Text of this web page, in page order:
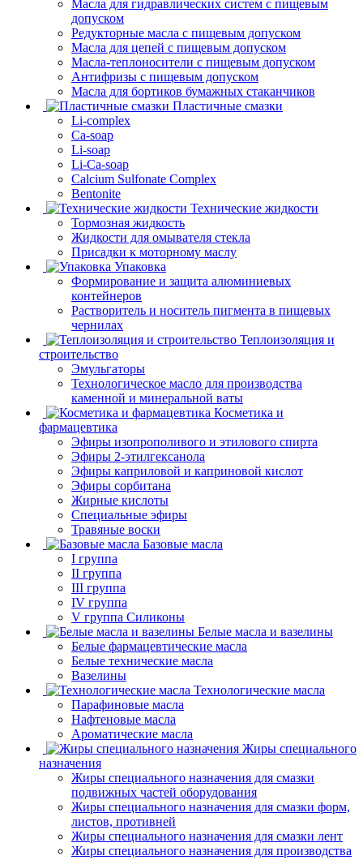
Масла для гидравлических систем с пищевым
допуском
Редукторные масла с пищевым допуском
Масла для цепей с пищевым допуском
Масла-теплоносители с пищевым допуском
Антифризы с пищевым допуском
Масла для бортиков бумажных стаканчиков
Пластичные смазки
Li-complex
Ca-soap
Li-soap
Li-Ca-soap
Calcium Sulfonate Complex
Bentonite
Технические жидкости
Тормозная жидкость
Жидкости для омывателя стекла
Присадки к моторному маслу
Упаковка
Формирование и защита алюминиевых
контейнеров
Растворитель и носитель пигмента в пищевых
чернилах
Теплоизоляция и
строительство
Эмульгаторы
Технологическое масло для производства
каменной и минеральной ваты
Косметика и
фармацевтика
Эфиры изопрополивого и этилового спирта
Эфиры 2-этилгексанола
Эфиры каприловой и каприновой кислот
Эфиры сорбитана
Жирные кислоты
Специальные эфиры
Травяные воски
Базовые масла
I группа
II группа
III группа
IV группа
V группа Силиконы
Белые масла и вазелины
Белые фармацевтические масла
Белые технические масла
Вазелины
Технологические масла
Парафиновые масла
Нафтеновые масла
Ароматические масла
Жиры специального
назначения
Жиры специального назначения для смазки
подвижных частей оборудования
Жиры специального назначения для смазки форм,
листов, противней
Жиры специального назначения для смазки лент
Жиры специального назначения для производства